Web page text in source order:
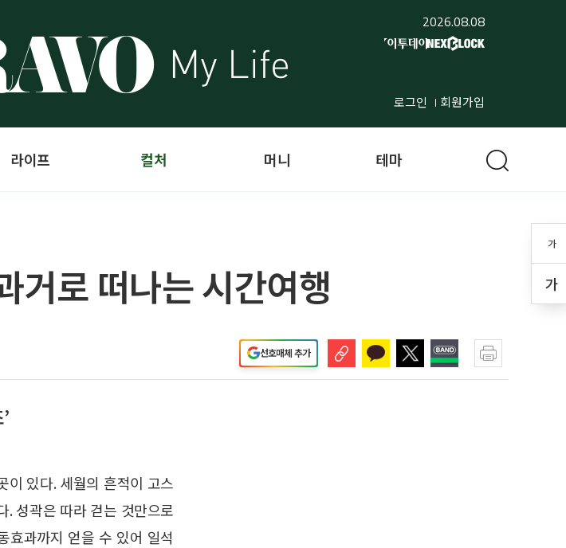
2026.08.08
로그인 회원가입
가
가
라이프 컬처 머니 테마
로 떠나는 시간여행
선호매체 추가
이 있다. 세월의 흔적이 고스
. 성곽은 따라 걷는 것만으로
효과까지 얻을 수 있어 일석